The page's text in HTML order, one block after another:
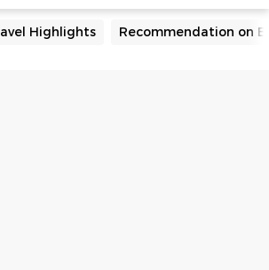
Highlights Recommendation on